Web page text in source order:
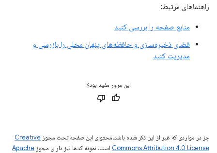
راهنماهای مرتبط:
منابع صفحه را بررسی کنید
فضای ذخیره‌سازی و حافظه‌های پنهان محلی را بازرسی و
مدیریت کنید
این مرور مفید بود؟
جز در مواردی که غیر از این ذکر شده باشد،‌محتوای این صفحه تحت مجوز Creative
Commons Attribution 4.0 License است. نمونه کدها نیز دارای مجوز Apache